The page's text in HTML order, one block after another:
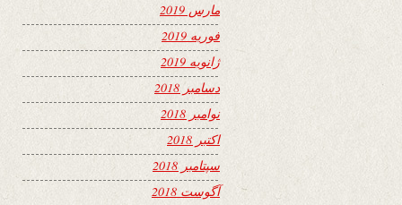
مارس 2019
فوریه 2019
ژانویه 2019
دسامبر 2018
نوامبر 2018
اکتبر 2018
سپتامبر 2018
آگوست 2018